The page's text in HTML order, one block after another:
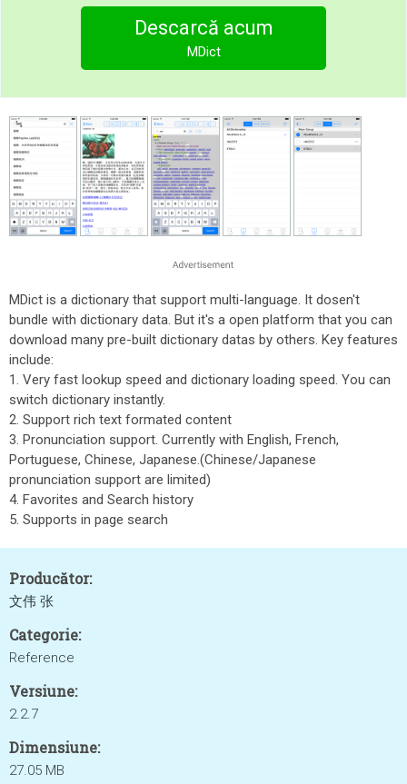
Descarcă acum
MDict
MDict is a dictionary that support multi-language. It dosen't
bundle with dictionary data. But it's a open platform that you can
download many pre-built dictionary datas by others. Key features
include:
1. Very fast lookup speed and dictionary loading speed. You can
switch dictionary instantly.
2. Support rich text formated content
3. Pronunciation support. Currently with English, French,
Portuguese, Chinese, Japanese.(Chinese/Japanese
pronunciation support are limited)
4. Favorites and Search history
5. Supports in page search
Producător:
文伟 张
Categorie:
Reference
Versiune:
2.2.7
Dimensiune:
27.05 MB